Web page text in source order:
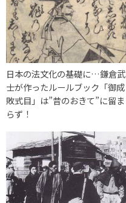
日本の法文化の基礎に…鎌倉武
士が作ったルールブック「御成
敗式目」は”昔のおきて”に留ま
らず！